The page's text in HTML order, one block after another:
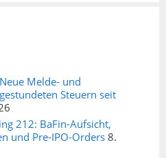
Melde- und
Steuern seit
212: BaFin-Aufsicht,
und Pre-IPO-Orders 8.